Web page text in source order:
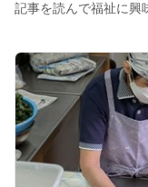
記事を読んで福祉に興